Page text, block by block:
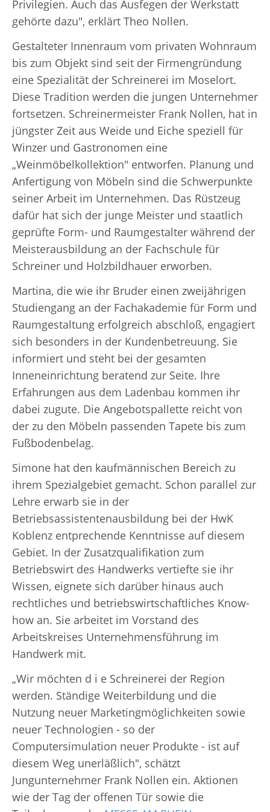
Privilegien. Auch das Ausfegen der Werkstatt
gehörte dazu", erklärt Theo Nollen.
Gestalteter Innenraum vom privaten Wohnraum
bis zum Objekt sind seit der Firmengründung
eine Spezialität der Schreinerei im Moselort.
Diese Tradition werden die jungen Unternehmer
fortsetzen. Schreinermeister Frank Nollen, hat in
jüngster Zeit aus Weide und Eiche speziell für
Winzer und Gastronomen eine
„Weinmöbelkollektion" entworfen. Planung und
Anfertigung von Möbeln sind die Schwerpunkte
seiner Arbeit im Unternehmen. Das Rüstzeug
dafür hat sich der junge Meister und staatlich
geprüfte Form- und Raumgestalter während der
Meisterausbildung an der Fachschule für
Schreiner und Holzbildhauer erworben.
Martina, die wie ihr Bruder einen zweijährigen
Studiengang an der Fachakademie für Form und
Raumgestaltung erfolgreich abschloß, engagiert
sich besonders in der Kundenbetreuung. Sie
informiert und steht bei der gesamten
Inneneinrichtung beratend zur Seite. Ihre
Erfahrungen aus dem Ladenbau kommen ihr
dabei zugute. Die Angebotspallette reicht von
der zu den Möbeln passenden Tapete bis zum
Fußbodenbelag.
Simone hat den kaufmännischen Bereich zu
ihrem Spezialgebiet gemacht. Schon parallel zur
Lehre erwarb sie in der
Betriebsassistentenausbildung bei der HwK
Koblenz entprechende Kenntnisse auf diesem
Gebiet. In der Zusatzqualifikation zum
Betriebswirt des Handwerks vertiefte sie ihr
Wissen, eignete sich darüber hinaus auch
rechtliches und betriebswirtschaftliches Know-
how an. Sie arbeitet im Vorstand des
Arbeitskreises Unternehmensführung im
Handwerk mit.
„Wir möchten d i e Schreinerei der Region
werden. Ständige Weiterbildung und die
Nutzung neuer Marketingmöglichkeiten sowie
neuer Technologien - so der
Computersimulation neuer Produkte - ist auf
diesem Weg unerläßlich", schätzt
Jungunternehmer Frank Nollen ein. Aktionen
wie der Tag der offenen Tür sowie die